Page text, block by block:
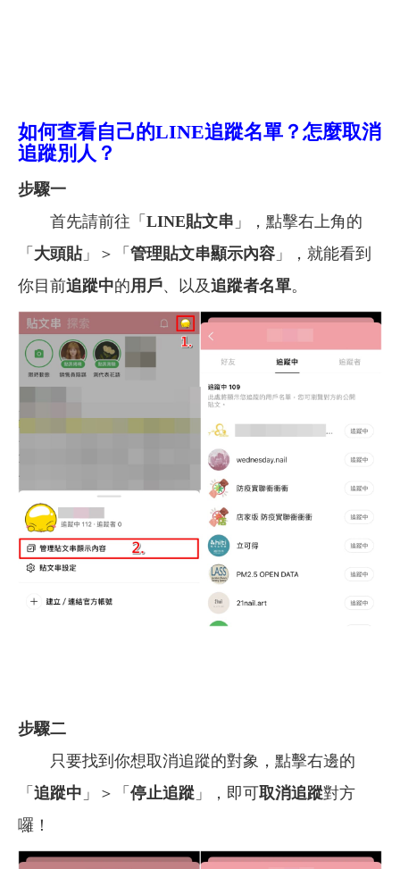
如何查看自己的LINE追蹤名單？怎麼取消
追蹤別人？
步驟一
首先請前往「 LINE貼文串 」，點擊右上角的
「 大頭貼」＞「 管理貼文串顯示內容 」，就能看到
你目前追蹤中的用戶、以及追蹤者名單。
步驟二
只要找到你想取消追蹤的對象，點擊右邊的
「 追蹤中 」＞「 停止追蹤 」，即可取消追蹤對方
囉！